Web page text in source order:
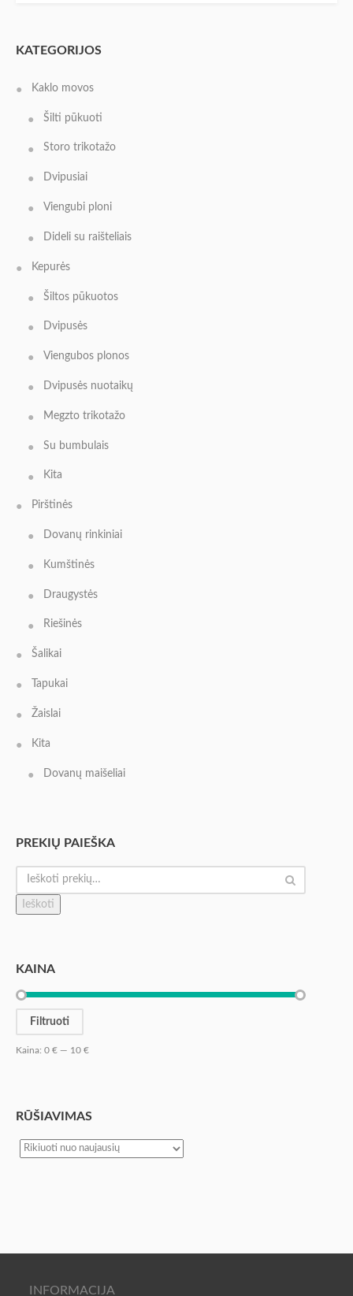
KATEGORIJOS
Kaklo movos
Šilti pūkuoti
Storo trikotažo
Dvipusiai
Viengubi ploni
Dideli su raišteliais
Kepurės
Šiltos pūkuotos
Dvipusės
Viengubos plonos
Dvipusės nuotaikų
Megzto trikotažo
Su bumbulais
Kita
Pirštinės
Dovanų rinkiniai
Kumštinės
Draugystės
Riešinės
Šalikai
Tapukai
Žaislai
Kita
Dovanų maišeliai
PREKIŲ PAIEŠKA
Ieškoti
KAINA
Filtruoti
Kaina: 0 € — 10 €
RŪŠIAVIMAS
INFORMACIJA